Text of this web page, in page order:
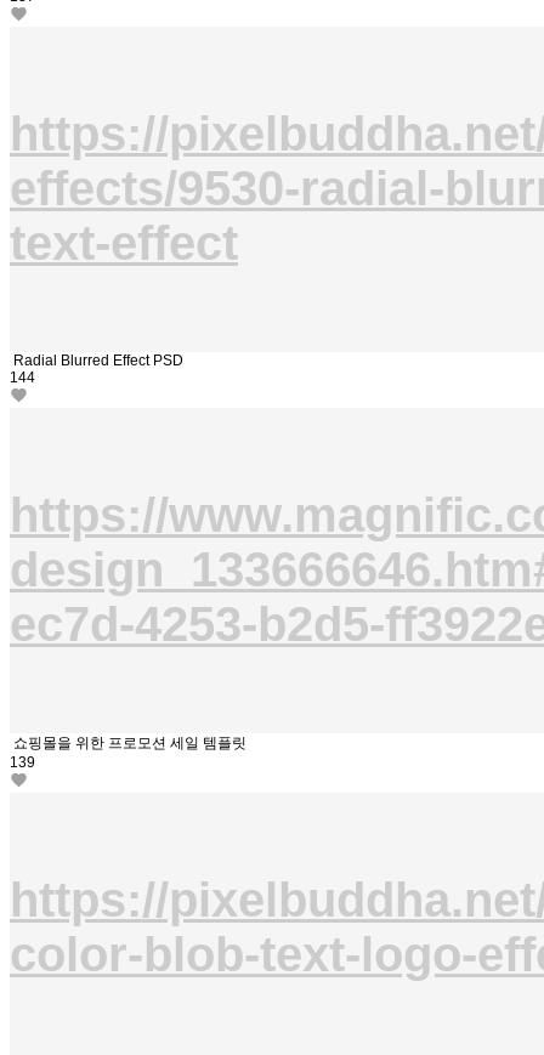
https://
effects/9530-radial-
text-effect
Radial Blurred Effect PSD
144
https://
ec7d-4253-b2d5-
쇼핑몰을 위한 프로모션 세일 템플릿
139
https://
color-blob-text-logo-